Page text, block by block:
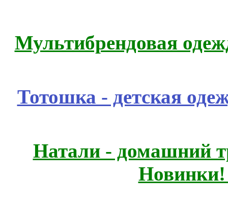
Мультибрендовая
Тотошка - детская
Натали - домашний